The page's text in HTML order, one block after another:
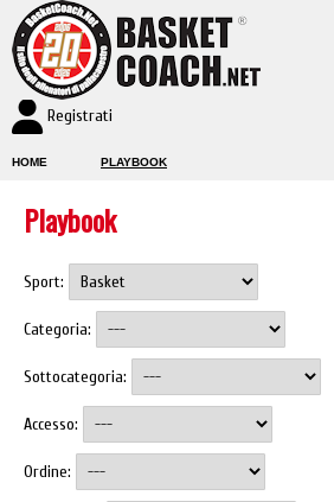
Registrati
HOME PLAYBOOK
Playbook
Sport:
Categoria:
Sottocategoria:
Accesso:
Ordine: